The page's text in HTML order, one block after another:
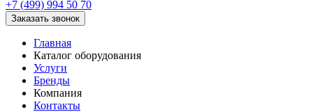
+7 (499) 994 50 70
Заказать звонок
Главная
Каталог оборудования
Услуги
Бренды
Компания
Контакты